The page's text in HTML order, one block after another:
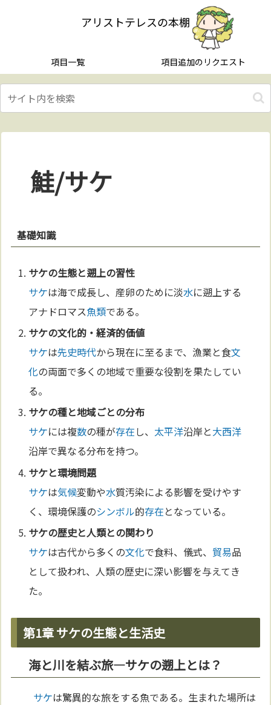
アリストテレスの本棚
項目一覧 項目追加のリクエスト
鮭/サケ
基礎知識
サケの生態と遡上の習性
サケは海で成長し、産卵のために淡水に遡上する
アナドロマス魚類である。
サケの文化的・経済的価値
サケは先史時代から現在に至るまで、漁業と食文
化の両面で多くの地域で重要な役割を果たしてい
る。
サケの種と地域ごとの分布
サケには複数の種が存在し、 太平洋沿岸と大西洋
沿岸で異なる分布を持つ。
サケと環境問題
サケは気候変動や水質汚染による影響を受けやす
く、環境保護のシンボル的存在となっている。
サケの歴史と人類との関わり
サケは古代から多くの文化で食料、儀式、貿易品
として扱われ、人類の歴史に深い影響を与えてき
た。
第1章 サケの生態と生活史
海と川を結ぶ旅—サケの遡上とは？
サケは驚異的な旅をする魚である。生まれた場所は